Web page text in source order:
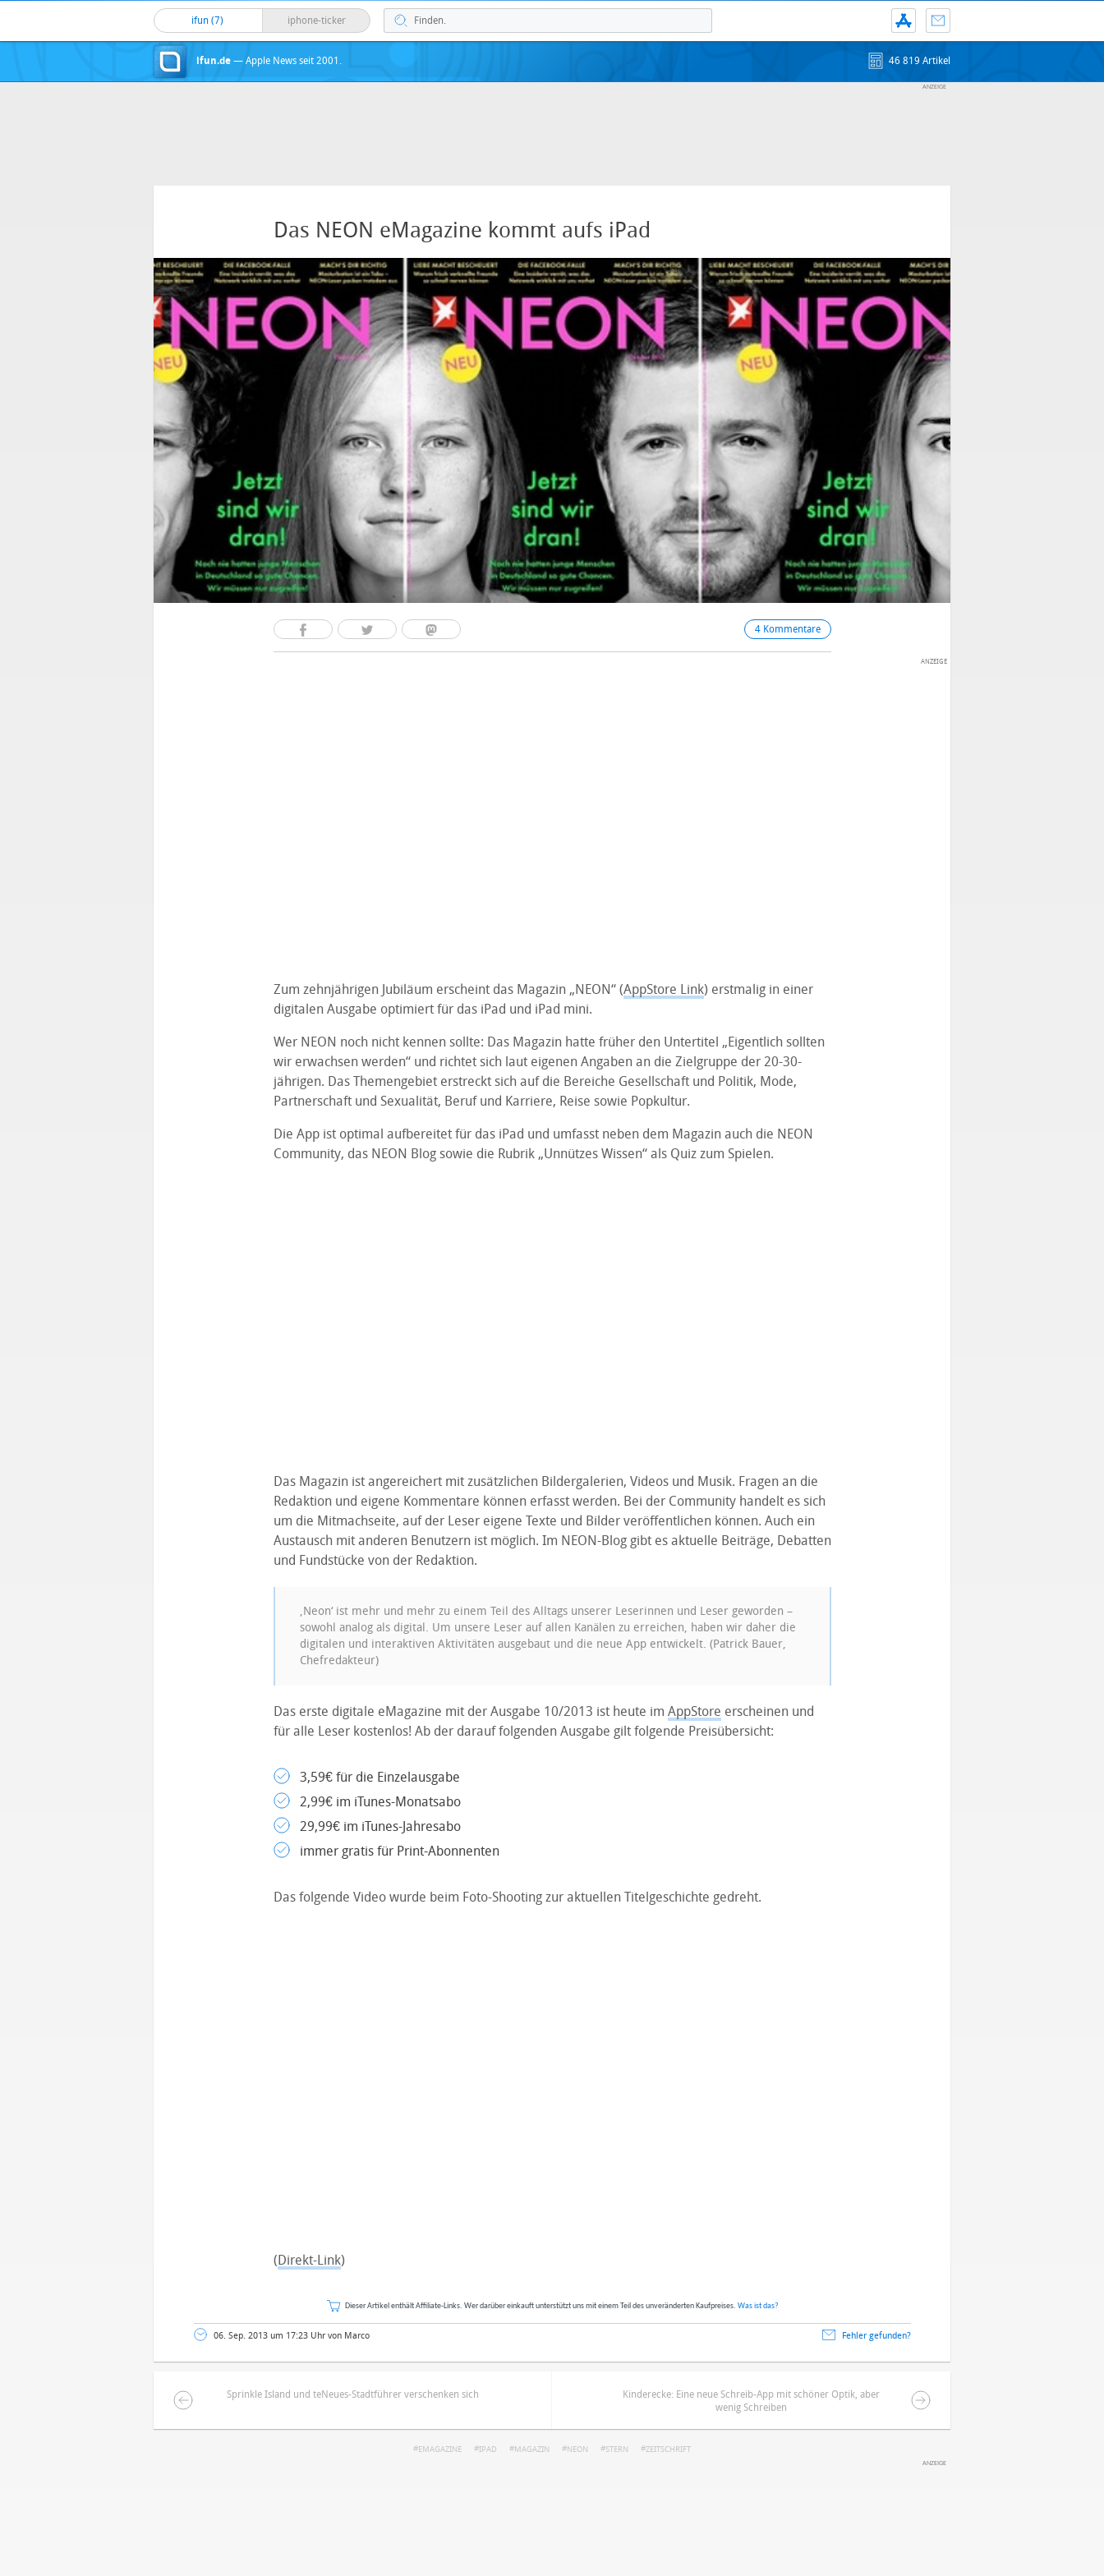
ifun (7) iphone-ticker
ifun.de — Apple News seit 2001. 46 819 Artikel
Das NEON eMagazine kommt aufs iPad
4 Kommentare
Zum zehnjährigen Jubiläum erscheint das Magazin „NEON“ (AppStore Link) erstmalig in einer
digitalen Ausgabe optimiert für das iPad und iPad mini.
Wer NEON noch nicht kennen sollte: Das Magazin hatte früher den Untertitel „Eigentlich sollten
wir erwachsen werden“ und richtet sich laut eigenen Angaben an die Zielgruppe der 20-30-
jährigen. Das Themengebiet erstreckt sich auf die Bereiche Gesellschaft und Politik, Mode,
Partnerschaft und Sexualität, Beruf und Karriere, Reise sowie Popkultur.
Die App ist optimal aufbereitet für das iPad und umfasst neben dem Magazin auch die NEON
Community, das NEON Blog sowie die Rubrik „Unnützes Wissen“ als Quiz zum Spielen.
Das Magazin ist angereichert mit zusätzlichen Bildergalerien, Videos und Musik. Fragen an die
Redaktion und eigene Kommentare können erfasst werden. Bei der Community handelt es sich
um die Mitmachseite, auf der Leser eigene Texte und Bilder veröffentlichen können. Auch ein
Austausch mit anderen Benutzern ist möglich. Im NEON-Blog gibt es aktuelle Beiträge, Debatten
und Fundstücke von der Redaktion.
‚Neon‘ ist mehr und mehr zu einem Teil des Alltags unserer Leserinnen und Leser geworden –
sowohl analog als digital. Um unsere Leser auf allen Kanälen zu erreichen, haben wir daher die
digitalen und interaktiven Aktivitäten ausgebaut und die neue App entwickelt. (Patrick Bauer,
Chefredakteur)
Das erste digitale eMagazine mit der Ausgabe 10/2013 ist heute im AppStore erscheinen und
für alle Leser kostenlos! Ab der darauf folgenden Ausgabe gilt folgende Preisübersicht:
3,59€ für die Einzelausgabe
2,99€ im iTunes-Monatsabo
29,99€ im iTunes-Jahresabo
immer gratis für Print-Abonnenten
Das folgende Video wurde beim Foto-Shooting zur aktuellen Titelgeschichte gedreht.
(Direkt-Link)
Dieser Artikel enthält Affiliate-Links. Wer darüber einkauft unterstützt uns mit einem Teil des unveränderten Kaufpreises. Was ist das?
06. Sep. 2013 um 17:23 Uhr von Marco Fehler gefunden?
Sprinkle Island und teNeues-Stadtführer verschenken sich
Kinderecke: Eine neue Schreib-App mit schöner Optik, aber
wenig Schreiben
EMAGAZINE IPAD MAGAZIN NEON STERN ZEITSCHRIFT